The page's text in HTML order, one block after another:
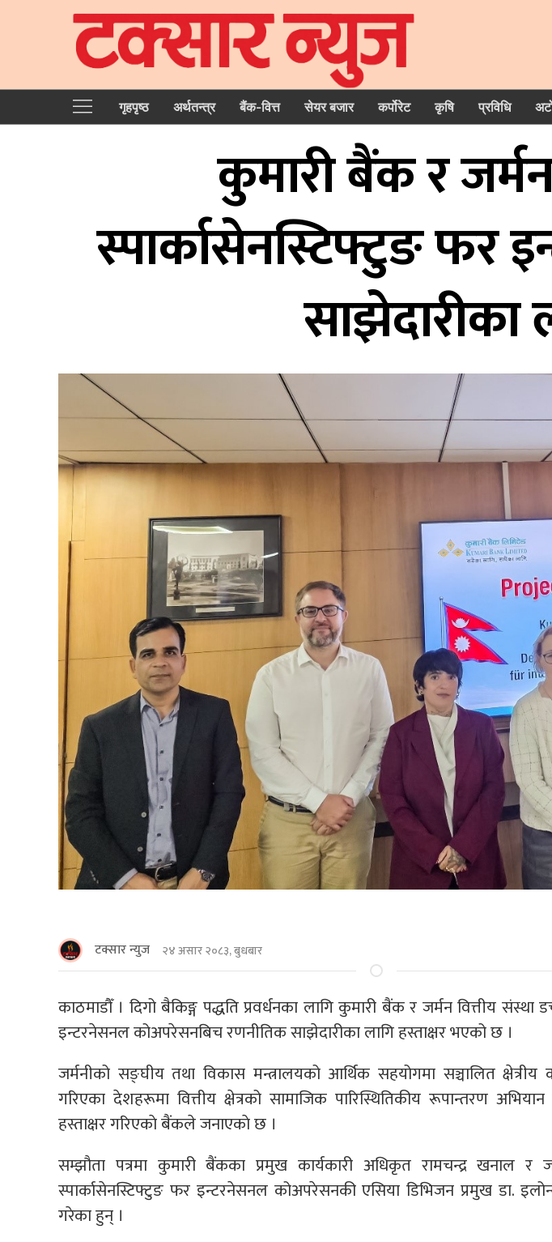
गृहपृष्‍ठ अर्थतन्त्र बैंक-वित्त सेयर बजार कर्पोरेट कृषि प्रविधि
कुमारी बैंक र
स्पार्कासेनस्टिफ्टुङ फर
साझेदारीका
टक्सार न्युज २४ असार २०८३, बुधबार
काठमाडौँ । दिगो बैकिङ्ग पद्धति प्रवर्धनका लागि कुमारी बैंक र जर्मन वित्तीय संस्था
इन्टरनेसनल कोअपरेसनबिच रणनीतिक साझेदारीका लागि हस्ताक्षर भएको छ ।
जर्मनीको सङ्घीय तथा विकास मन्त्रालयको आर्थिक सहयोगमा सञ्चालित क्षेत्रीय
गरिएका देशहरूमा वित्तीय क्षेत्रको सामाजिक पारिस्थितिकीय रूपान्तरण
हस्ताक्षर गरिएकाे बैंकले जनाएकाे छ ।
सम्झौता पत्रमा कुमारी बैंकका प्रमुख कार्यकारी अधिकृत रामचन्द्र खनाल र
स्पार्कासेनस्टिफ्टुङ फर इन्टरनेसनल कोअपरेसनकी एसिया डिभिजन प्रमुख डा.
गरेका हुन् ।